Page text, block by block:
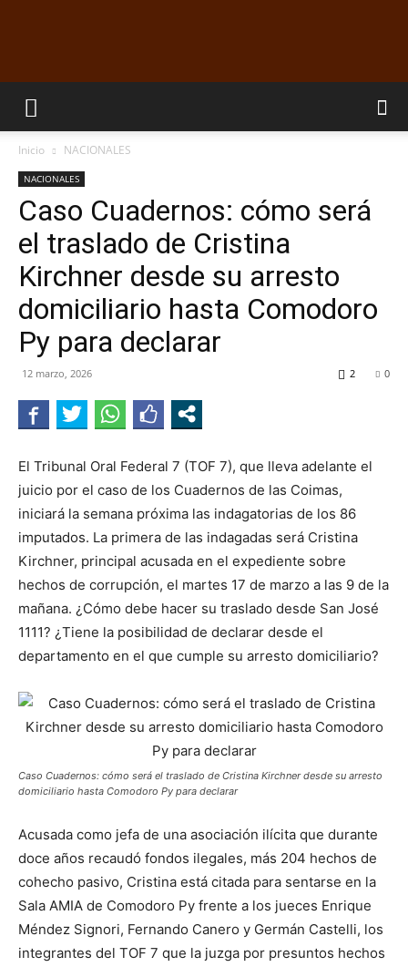
EL
RADIO
Inicio NACIONALES
NACIONALES
Caso Cuadernos: cómo será
el traslado de Cristina
Kirchner desde su arresto
domiciliario hasta Comodoro
Py para declarar
12 marzo, 2026 0
2
El Tribunal Oral Federal 7 (TOF 7), que lleva adelante el
juicio por el caso de los Cuadernos de las Coimas,
iniciará la semana próxima las indagatorias de los 86
imputados. La primera de las indagadas será Cristina
Kirchner, principal acusada en el expediente sobre
hechos de corrupción, el martes 17 de marzo a las 9 de la
mañana. ¿Cómo debe hacer su traslado desde San José
1111? ¿Tiene la posibilidad de declarar desde el
departamento en el que cumple su arresto domiciliario?
Caso Cuadernos: cómo será el traslado de Cristina Kirchner desde su arresto
domiciliario hasta Comodoro Py para declarar
Acusada como jefa de una asociación ilícita que durante
doce años recaudó fondos ilegales, más 204 hechos de
cohecho pasivo, Cristina está citada para sentarse en la
Sala AMIA de Comodoro Py frente a los jueces Enrique
Méndez Signori, Fernando Canero y Germán Castelli, los
integrantes del TOF 7 que la juzga por presuntos hechos